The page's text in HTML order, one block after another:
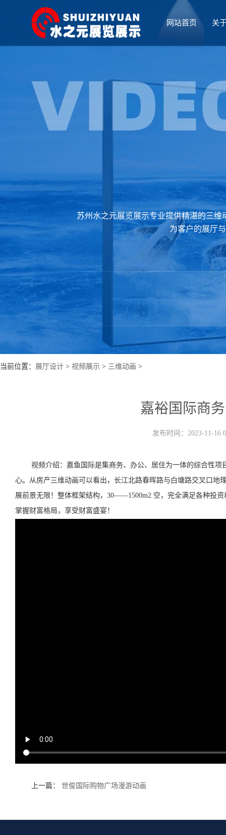
网站首页 关
苏州水之元展览展示专业提供精湛的三
为客户的展厅
当前位置： 展厅设计 > 视频展示 > 三维动画 >
嘉裕国际商
发布时间：2023-11-16
视频介绍：嘉鱼国际是集商务、办公、居住为一体的综合性
心。从房产三维动画可以看出，长江北路春晖路与白塘路交叉口
展前景无限！整体框架结构，30——1500m2 空，完全满足各种投
掌握财富格局，享受财富盛宴！
上一篇： 世俊国际购物广场漫游动画